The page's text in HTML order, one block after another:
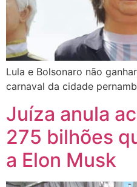
Lula e Bolsonaro não
carnaval da cidade
Juíza anula
275 bilhões
a Elon Musk